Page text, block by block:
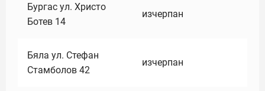
Бургас ул. Христо
Ботев 14
изчерпан
Бяла ул. Стефан
Стамболов 42
изчерпан